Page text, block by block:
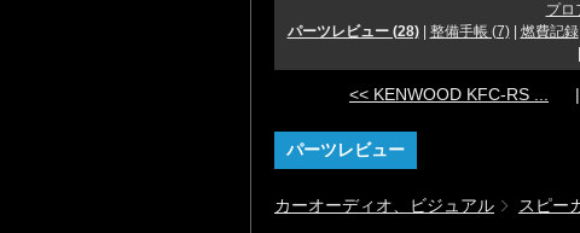
プロ
パーツレビュー (28)| 整備手帳 (7)| 燃費記録|
<< KENWOOD KFC-RS ...
パーツレビュー
カーオーディオ、ビジュアル スピー